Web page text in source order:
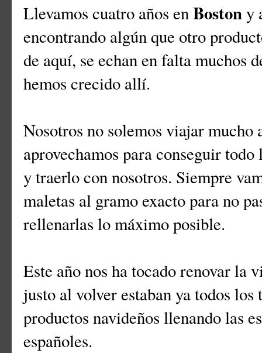
Llevamos cuatro años enBostony
encontrando algún que otro
de aquí, se echan en falta muchos
hemos crecido allí.
Nosotros no solemos viajar mucho
aprovechamos para conseguir
y traerlo con nosotros. Siempre
maletas al gramo exacto para no
rellenarlas lo máximo posible.
Este año nos ha tocado renovar la
justo al volver estaban ya todos
productos navideños llenando las
españoles.